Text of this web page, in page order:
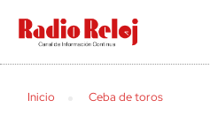
cerrar
Inicio Ceba de toros